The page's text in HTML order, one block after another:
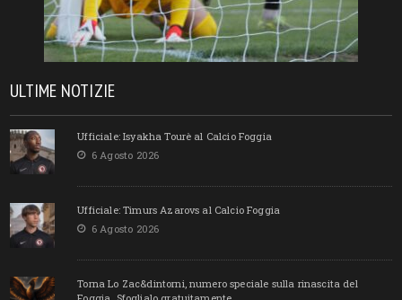
ULTIME NOTIZIE
Ufficiale: Isyakha Tourè al Calcio Foggia
6 Agosto 2026
Ufficiale: Timurs Azarovs al Calcio Foggia
6 Agosto 2026
Torna Lo Zac&dintorni, numero speciale sulla rinascita del